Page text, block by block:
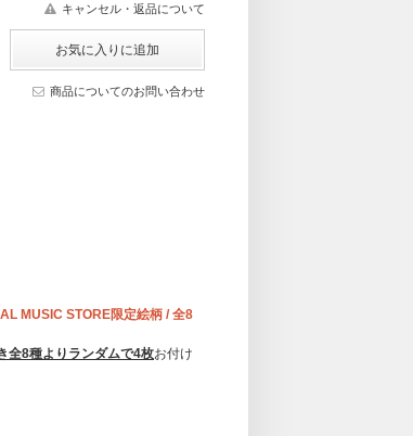
キャンセル・返品について
商品についてのお問い合わせ
MUSIC STORE限定絵柄 / 全8
全8種よりランダムで4枚お付け